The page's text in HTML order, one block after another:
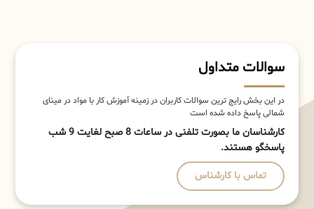
سوالات متداول
در این بخش رایج ترین سوالات کاربران در زمینه آموزش کار با مواد در مینای
شمالی پاسخ داده شده است
کارشناسان ما بصورت تلفنی در ساعات 8 صبح لغایت 9 شب
پاسخگو هستند.
تماس با کارشناس